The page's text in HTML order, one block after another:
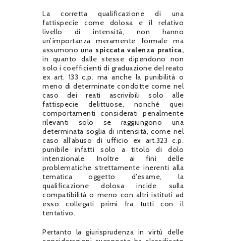
La corretta qualificazione di una
fattispecie come dolosa e il relativo
livello di intensità, non hanno
un’importanza meramente formale ma
assumono una spiccata valenza pratica,
in quanto dalle stesse dipendono non
solo i coefficienti di graduazione del reato
ex art. 133 c.p. ma anche la punibilità o
meno di determinate condotte come nel
caso dei reati ascrivibili solo alle
fattispecie delittuose, nonché quei
comportamenti considerati penalmente
rilevanti solo se raggiungono una
determinata soglia di intensità, come nel
caso all’abuso di ufficio ex art.323 c.p.
punibile infatti solo a titolo di dolo
intenzionale. Inoltre ai fini delle
problematiche strettamente inerenti alla
tematica oggetto d’esame, la
qualificazione dolosa incide sulla
compatibilità o meno con altri istituti ad
esso collegati primi fra tutti con il
tentativo.
Pertanto la giurisprudenza in virtù delle